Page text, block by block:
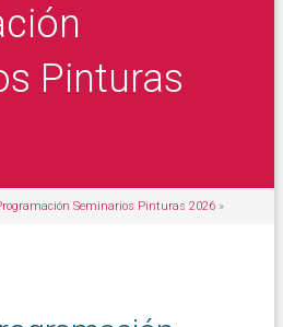
Pinturas
Seminarios Pinturas 2026 »